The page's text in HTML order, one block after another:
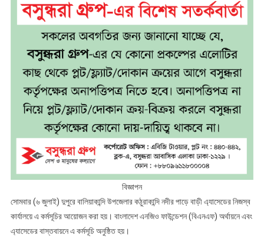
বিজ্ঞাপন
সোমবার (৬ জুলাই) দুপুরে বালিয়াকান্দি উপজেলার কঠুরাকান্দি নদীর পাড়ে বাড়ী এ্যাসেডের নিজস্ব
কার্যালয়ে এ কর্মসূচির আয়োজন করা হয়। বাংলাদেশ এনজিও ফাউন্ডেশন (বিএনএফ) অর্থায়নে এবং
এ্যাসেডের বাস্তবায়নে এ কর্মসূচি অনুষ্ঠিত হয়।